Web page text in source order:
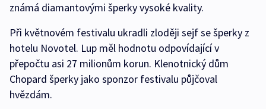
známá diamantovými šperky vysoké kvality.
Při květnovém festivalu ukradli zloději sejf se šperky z
hotelu Novotel. Lup měl hodnotu odpovídající v
přepočtu asi 27 milionům korun. Klenotnický dům
Chopard šperky jako sponzor festivalu půjčoval
hvězdám.